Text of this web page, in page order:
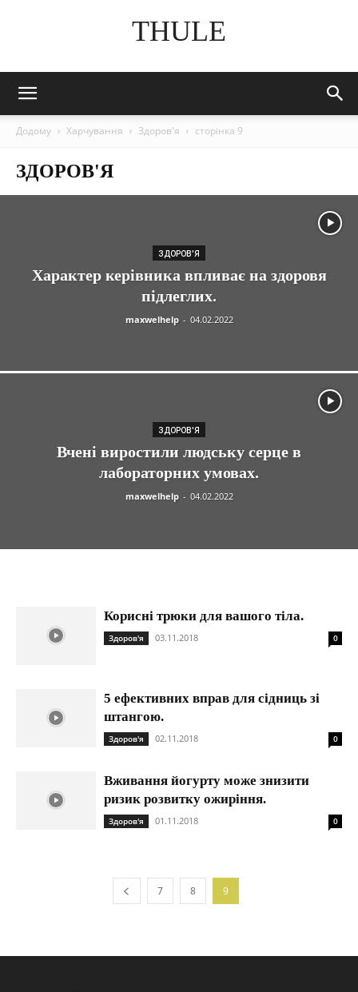
THULE
Додому Харчування Здоров'я сторінка 9
ЗДОРОВ'Я
ЗДОРОВ'Я
Характер керівника впливає на здоровя
підлеглих.
maxwelhelp - 04.02.2022
ЗДОРОВ'Я
Вчені виростили людську серце в
лабораторних умовах.
maxwelhelp - 04.02.2022
Корисні трюки для вашого тіла.
Здоров'я 03.11.2018 0
5 ефективних вправ для сідниць зі
штангою.
Здоров'я 02.11.2018 0
Вживання йогурту може знизити
ризик розвитку ожиріння.
Здоров'я 01.11.2018 0
7 8 9